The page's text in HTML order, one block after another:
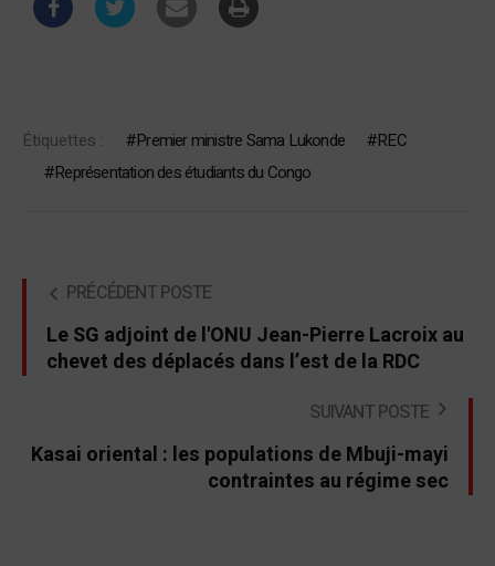
Étiquettes : Premier ministre Sama Lukonde
REC
Représentation des étudiants du Congo
PRÉCÉDENT POSTE
Le SG adjoint de l'ONU Jean-Pierre Lacroix au
chevet des déplacés dans l’est de la RDC
SUIVANT POSTE
Kasai oriental : les populations de Mbuji-mayi
contraintes au régime sec